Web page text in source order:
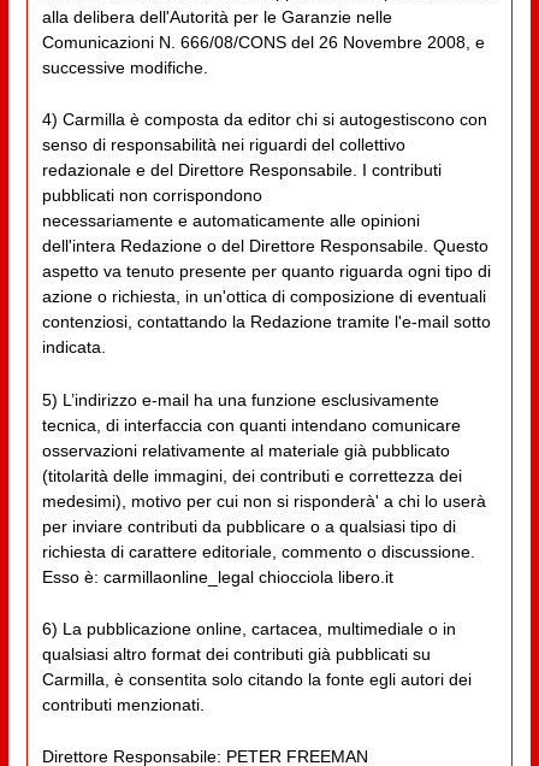
alla delibera dell'Autorità per le Garanzie nelle
Comunicazioni N. 666/08/CONS del 26 Novembre 2008, e
successive modifiche.
4) Carmilla è composta da editor chi si autogestiscono con
senso di responsabilità nei riguardi del collettivo
redazionale e del Direttore Responsabile. I contributi
pubblicati non corrispondono
necessariamente e automaticamente alle opinioni
dell'intera Redazione o del Direttore Responsabile. Questo
aspetto va tenuto presente per quanto riguarda ogni tipo di
azione o richiesta, in un'ottica di composizione di eventuali
contenziosi, contattando la Redazione tramite l'e-mail sotto
indicata.
5) L’indirizzo e-mail ha una funzione esclusivamente
tecnica, di interfaccia con quanti intendano comunicare
osservazioni relativamente al materiale già pubblicato
(titolarità delle immagini, dei contributi e correttezza dei
medesimi), motivo per cui non si risponderà' a chi lo userà
per inviare contributi da pubblicare o a qualsiasi tipo di
richiesta di carattere editoriale, commento o discussione.
Esso è: carmillaonline_legal chiocciola libero.it
6) La pubblicazione online, cartacea, multimediale o in
qualsiasi altro format dei contributi già pubblicati su
Carmilla, è consentita solo citando la fonte egli autori dei
contributi menzionati.
Direttore Responsabile: PETER FREEMAN